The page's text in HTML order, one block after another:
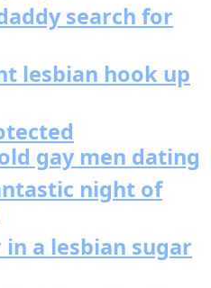
search for
lesbian hook up
gay men dating
night of
a lesbian sugar